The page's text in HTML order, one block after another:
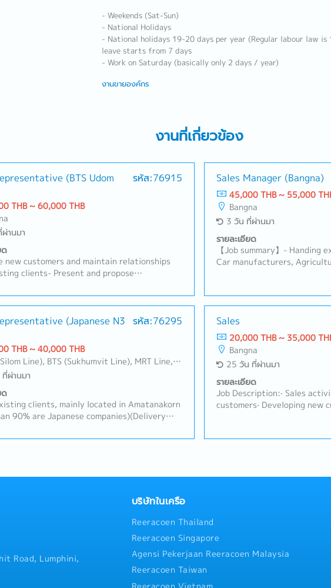
- Weekends (Sat-Sun)
- National Holidays
- National holidays 19-20 days per year (Regular labour law is
leave starts from 7 days
- Work on Saturday (basically only 2 days / year)
งานขายองค์กร
งานที่เกี่ยวข้อง
(BTS Udom
รหัส:76915
THB ~ 60,000 THB
านมา
ด
new customers and maintain relationships
clients- Present and propose
contracts and handle order processing-
execute sales plans to achieve sales
and analyze market trends and
information- Respond to customer
provide after-sales support- Prepare and
sales reports and related data- Coordinate
departments such as product planning,
and logistics- Depending on the
age and experience, responsibilities may
managing local staff
Sales Manager (Bangna)
45,000 THB ~ 55,000
Bangna
3 วัน ที่ผ่านมา
รายละเอียด
【Job summary】- Handing
Car manufacturers,
Ayutthaya, Other
Japanese company (About
stock management and
Communicate with customer,
contribute stakeholders-
communication with
reports and prepare for
and develop subordinate
strong relationships with
Prepare reports and provide
(Japanese N3
รหัส:76295
THB ~ 40,000 THB
Rama III, Ratchadapisek - Phetchaburi, Changwattana - Ngam Wong Wan, Lat Phrao, Din Daeng/Vibhavadi/Don Muang, Rama II, Phra Pradaeng - Suksawat, King Kaew- Suvarnabhumi , Latkrabang, Srinakarin - Pattanakarn - Pravet, Bangna, All Airport Link Lines, Ramkhamhaeng/Bangkapi/Bueng Kum, Talingchan-Pinklao, Phutthamonthon - Nakhon Pathom, Samutprakarn, Pathumthani
ผ่านมา
ด
clients, mainly located in Amatanakorn
90% are Japanese companies)(Delivery
etc.)- New Customer Acquisition- Prepare
(Thai and Japanese)
Sales
20,000 THB ~ 35,000
Bangna
25 วัน ที่ผ่านมา
รายละเอียด
Job Description:· Sales
customers· Developing new
procedures across
Road, Lumphini,
บริษัทในเครือ
Reeracoen Thailand
Reeracoen Singapore
Agensi Pekerjaan Reeracoen Malaysia
Reeracoen Taiwan